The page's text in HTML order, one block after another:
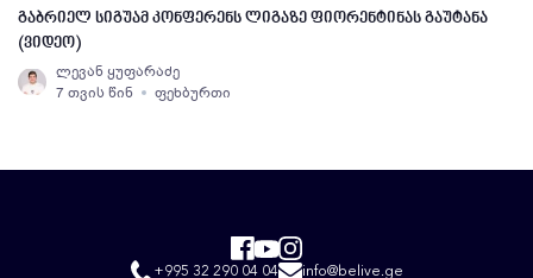
გაბრიელ სიგუამ კონფერენს ლიგაზე ფიორენტინას გაუტანა
(ვიდეო)
ლევან ყუფარაძე
7 თვის წინ
ფეხბურთი
+995 32 290 04 04 info@belive.ge